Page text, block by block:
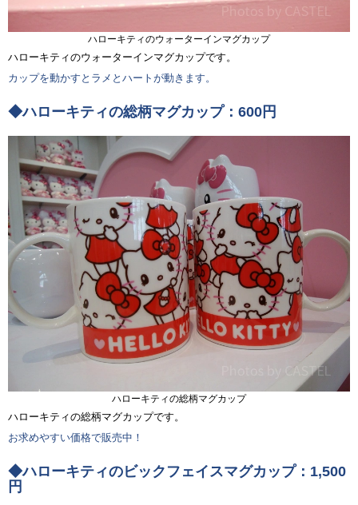
ハローキティのウォーターインマグカップ
ハローキティのウォーターインマグカップです。
カップを動かすとラメとハートが動きます。
◆ハローキティの総柄マグカップ：600円
ハローキティの総柄マグカップ
ハローキティの総柄マグカップです。
お求めやすい価格で販売中！
◆ハローキティのビックフェイスマグカップ：1,500
円